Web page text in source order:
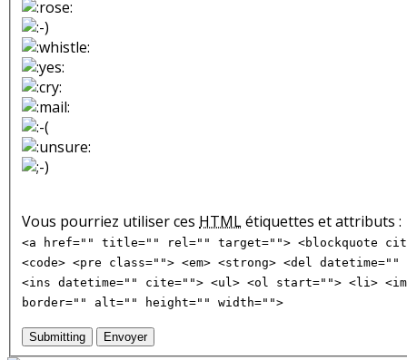
Vous pourriez utiliser ces HTMLétiquettes et attributs :
<a href="" title="" rel="" target=""> <blockquote
<code> <pre class=""> <em> <strong> <del
<ins datetime="" cite=""> <ul> <ol start=""> <li>
border="" alt="" height="" width="">
Submitting Envoyer